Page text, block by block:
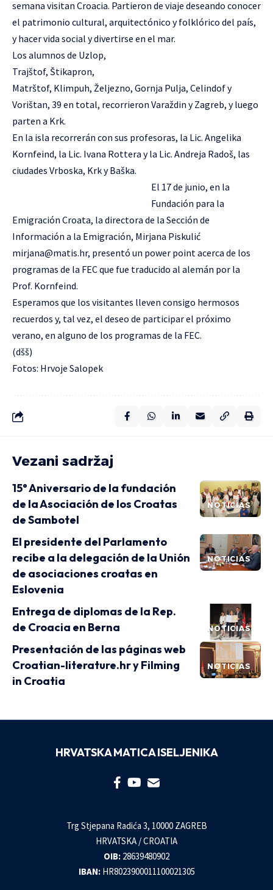
semana visitan Croacia. Partieron de viaje deseando conocer
el patrimonio cultural, arquitectónico y folklórico del país,
y hacer vida social y divertirse en el mar.
Los alumnos de Uzlop,
Trajštof, Štikapron,
Matrštof, Klimpuh, Željezno, Gornja Pulja, Celindof y
Vorištan, 39 en total, recorrieron Varaždin y Zagreb, y luego
parten a Krk.
En la isla recorrerán con sus profesoras, la Lic. Angelika
Kornfeind, la Lic. Ivana Rottera y la Lic. Andreja Radoš, las
ciudades Vrboska, Krk y Baška.
El 17 de junio, en la
Fundación para la
Emigración Croata, la directora de la Sección de
Información a la Emigración, Mirjana Piskulić
mirjana@matis.hr, presentó un power point acerca de los
programas de la FEC que fue traducido al alemán por la
Prof. Kornfeind.
Esperamos que los visitantes lleven consigo hermosos
recuerdos y, tal vez, el deseo de participar el próximo
verano, en alguno de los programas de la FEC.
(dšš)
Fotos: Hrvoje Salopek
Vezani sadržaj
NOTICIAS
15° Aniversario de la fundación
de la Asociación de los Croatas
de Sambotel
NOTICIAS
El presidente del Parlamento
recibe a la delegación de la Unión
de asociaciones croatas en
Eslovenia
NOTICIAS
Entrega de diplomas de la Rep.
de Croacia en Berna
NOTICIAS
Presentación de las páginas web
Croatian-literature.hr y Filming
in Croatia
HRVATSKA MATICA ISELJENIKA
Trg Stjepana Radića 3, 10000 ZAGREB
HRVATSKA / CROATIA
OIB: 28639480902
IBAN: HR8023900011100021305